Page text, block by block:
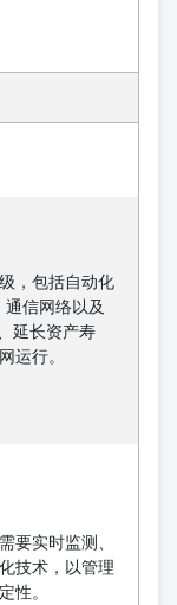
，包括自动化
信网络以及
延长资产寿
运行。
要实时监测、
技术，以管理
性。